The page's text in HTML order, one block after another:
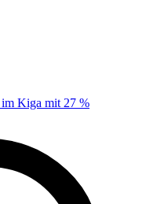
Kiga mit 27 %